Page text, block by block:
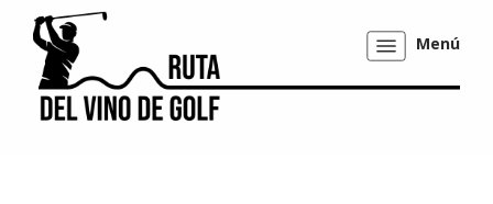
Mostrar/ocultar
navegación
Menú